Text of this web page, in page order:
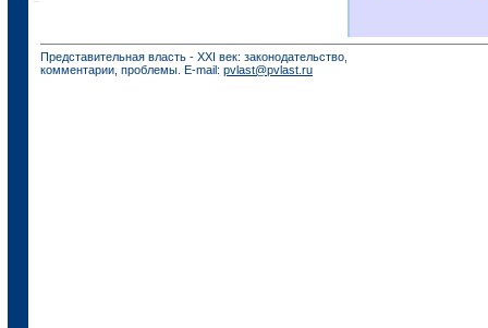
Представительная власть - XXI век: законодательство,
комментарии, проблемы. E-mail: pvlast@pvlast.ru